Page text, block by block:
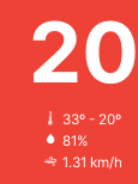
20
33º - 20º
81%
1.31 km/h